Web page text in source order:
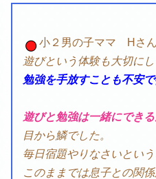
小２男の子ママ Hさん
遊びという体験も大切に
勉強を手放すことも不安
遊びと勉強は一緒にできる
目から鱗でした。
毎日宿題やりなさいという
このままでは息子との関